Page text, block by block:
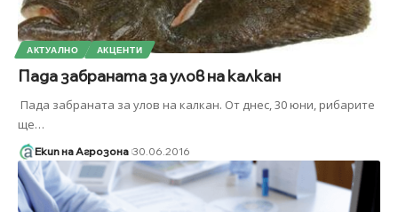
АКТУАЛНО АКЦЕНТИ
Пада забраната за улов на калкан
Пада забраната за улов на калкан. От днес, 30 юни, рибарите
ще…
Екип на Агрозона 30.06.2016